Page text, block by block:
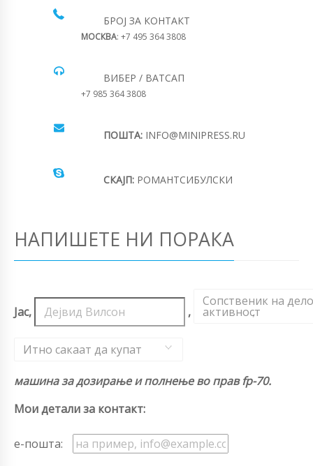
БРОЈ ЗА КОНТАКТ
МОСКВА: +7 495 364 3808
ВИБЕР / ВАТСАП
+7 985 364 3808
ПОШТА: INFO@MINIPRESS.RU
СКАЈП: РОМАНТСИБУЛСКИ
НАПИШЕТЕ НИ ПОРАКА
Јас, ,
Сопственик на
активност
,
Итно сакаат да купат
машина за дозирање и полнење во прав fp-70.
Мои детали за контакт:
е-пошта: